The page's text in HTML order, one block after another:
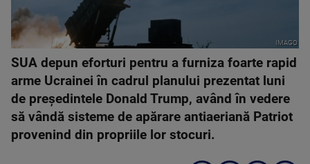
IMAGO
SUA depun eforturi pentru a furniza foarte rapid
arme Ucrainei în cadrul planului prezentat luni
de preşedintele Donald Trump, având în vedere
să vândă sisteme de apărare antiaeriană Patriot
provenind din propriile lor stocuri.